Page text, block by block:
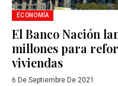
ECONOMÍA
El Banco Nación
millones para
viviendas
6 De Septiembre De 2021